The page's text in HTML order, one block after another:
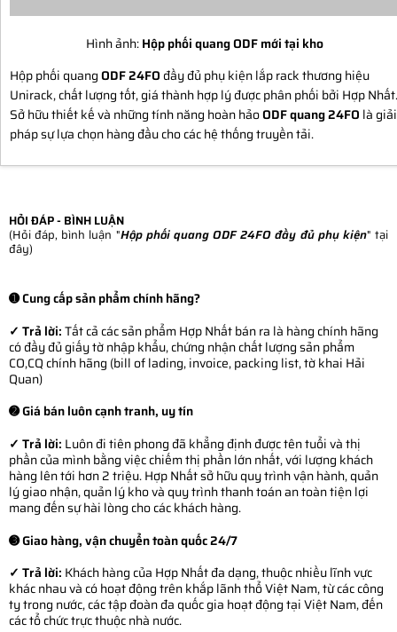
Hình ảnh:Hộp phối quang ODF mới tại kho
Hộp phối quangODF 24FO đầy đủ phụ kiện lắp rack thương hiệu
Unirack, chất lượng tốt, giá thành hợp lý được phân phối bởi Hợp Nhất.
Sở hữu thiết kế và những tính năng hoàn hảoODF quang 24FO là giải
pháp sự lựa chọn hàng đầu cho các hệ thống truyền tải.
HỎI ĐÁP - BÌNH LUẬN
(Hỏi đáp, bình luận "Hộp phối quang ODF 24FO đầy đủ phụ kiện" tại
đây)
➊ Cung cấp sản phẩm chính hãng?
✓ Trả lời:Tất cả các sản phẩm Hợp Nhất bán ra là hàng chính hãng
có đầy đủ giấy tờ nhập khẩu, chứng nhận chất lượng sản phẩm
CO,CQ chính hãng (bill of lading, invoice, packing list, tờ khai Hải
Quan)
➋ Giá bán luôn cạnh tranh, uy tín
✓ Trả lời: Luôn đi tiên phong đã khẳng định được tên tuổi và thị
phần của mình bằng việc chiếm thị phần lớn nhất, với lượng khách
hàng lên tới hơn 2 triệu. Hợp Nhất sở hữu quy trình vận hành, quản
lý giao nhận, quản lý kho và quy trình thanh toán an toàn tiện lợi
mang đến sự hài lòng cho các khách hàng.
➌ Giao hàng, vận chuyển toàn quốc 24/7
✓ Trả lời: Khách hàng của Hợp Nhất đa dạng, thuộc nhiều lĩnh vực
khác nhau và có hoạt động trên khắp lãnh thổ Việt Nam, từ các công
ty trong nước, các tập đoàn đa quốc gia hoạt động tại Việt Nam, đến
các tổ chức trực thuộc nhà nước.